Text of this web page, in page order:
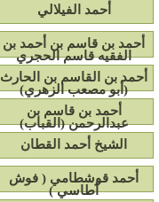
أحمد الفيلالي
أحمد بن قاسم بن أحمد بن
الفقيه قاسم الحجري
أحمد بن القاسم بن الحارث
(أبو مصعب الزهري)
أحمد بن قاسم بن
عبدالرحمن (القباب)
الشيخ أحمد القطان
أحمد قوشطامي ( فوش
أطاسي )